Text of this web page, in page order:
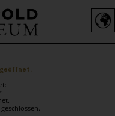
geöffnet.